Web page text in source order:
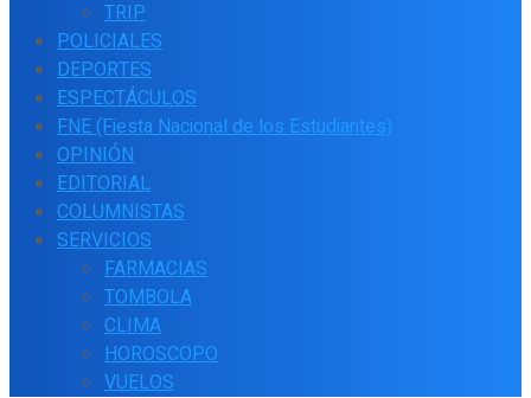
TRIP
POLICIALES
DEPORTES
ESPECTÁCULOS
FNE (Fiesta Nacional de los Estudiantes)
OPINIÓN
EDITORIAL
COLUMNISTAS
SERVICIOS
FARMACIAS
TOMBOLA
CLIMA
HOROSCOPO
VUELOS